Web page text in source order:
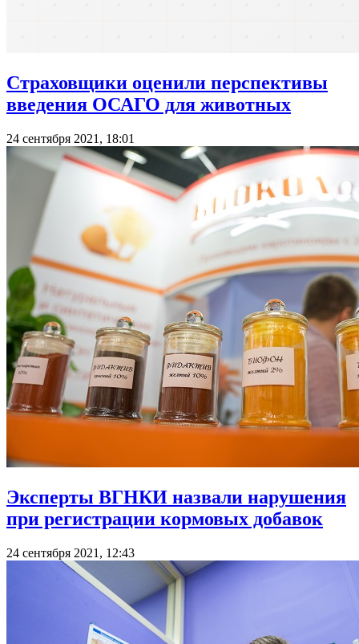
Страховщики оценили перспективы
введения ОСАГО для животных
24 сентября 2021, 18:01
Эксперты ВГНКИ назвали нарушения
при регистрации кормовых добавок
24 сентября 2021, 12:43